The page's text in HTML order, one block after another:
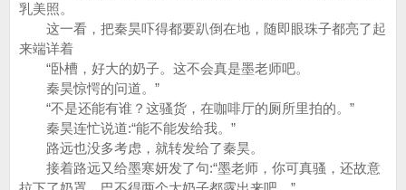
乳美照。
这一看，把秦昊吓得都要趴倒在地，随即眼珠子都亮了起
来端详着
“卧槽，好大的奶子。这不会真是墨老师吧。
秦昊惊愕的问道。”
“不是还能有谁？这骚货，在咖啡厅的厕所里拍的。”
秦昊连忙说道:“能不能发给我。”
路远也没多考虑，就转发给了秦昊。
接着路远又给墨寒妍发了句:“墨老师，你可真骚，还故意